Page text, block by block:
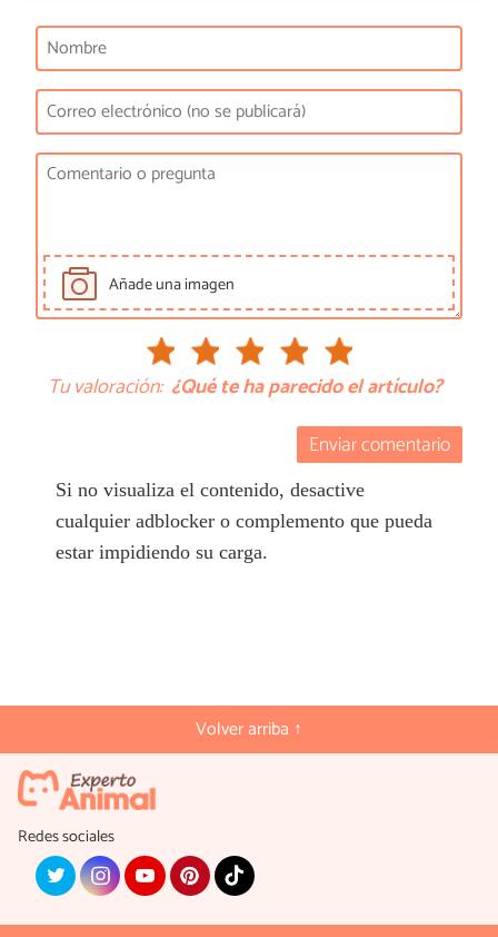
Añade una imagen
Tu valoración: ¿Qué te ha parecido el artículo?
Enviar comentario
Si no visualiza el contenido, desactive
cualquier adblocker o complemento que pueda
estar impidiendo su carga.
Volver arriba ↑
Redes sociales